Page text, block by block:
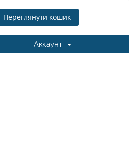
Переглянути кошик
Аккаунт